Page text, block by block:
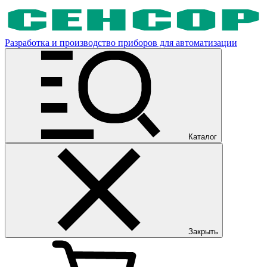
Разработка и производство приборов для автоматизации
Каталог
Закрыть